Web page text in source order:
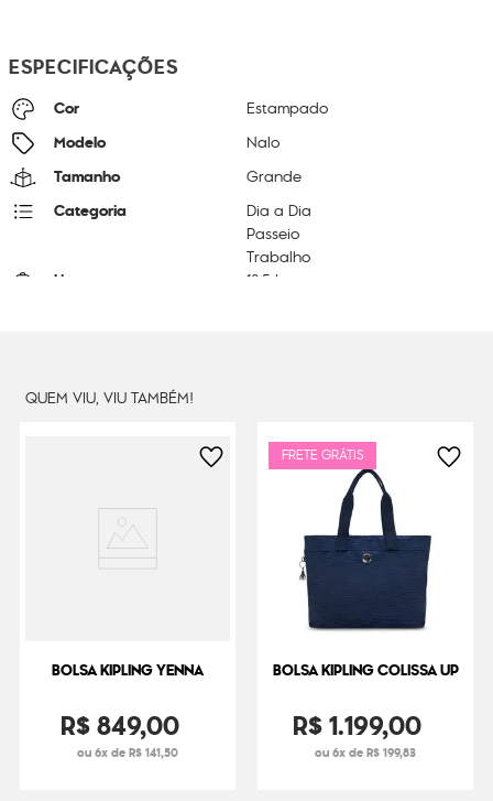
ESPECIFICAÇÕES
Cor Estampado
Modelo Nalo
Tamanho Grande
Categoria
Dia a Dia
Passeio
Trabalho
Litragem 18.5 L
QUEM VIU, VIU TAMBÉM!
BOLSA KIPLING YENNA
R$849,00
ou 6x de R$ 141,50
FRETE GRÁTIS
BOLSA KIPLING COLISSA UP
R$1.199,00
ou 6x de R$ 199,83